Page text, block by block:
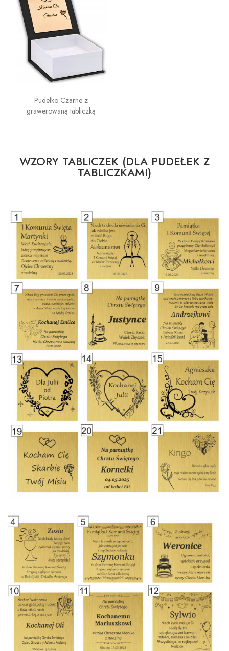
Pudełko Czarne z
grawerowaną tabliczką
WZORY TABLICZEK (DLA PUDEŁEK Z
TABLICZKAMI)